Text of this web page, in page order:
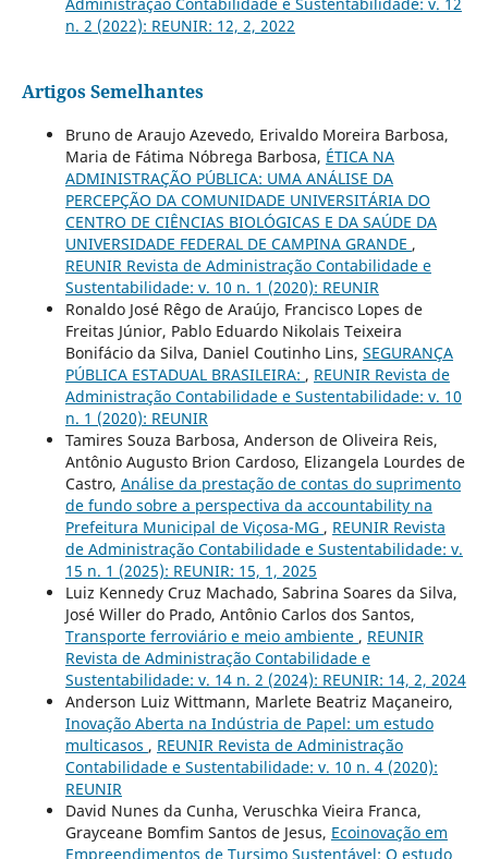
n. 2 (2022): REUNIR: 12, 2, 2022
Artigos Semelhantes
Bruno de Araujo Azevedo, Erivaldo Moreira Barbosa,
Maria de Fátima Nóbrega Barbosa, ÉTICA NA
ADMINISTRAÇÃO PÚBLICA: UMA ANÁLISE DA
PERCEPÇÃO DA COMUNIDADE UNIVERSITÁRIA DO
CENTRO DE CIÊNCIAS BIOLÓGICAS E DA SAÚDE DA
UNIVERSIDADE FEDERAL DE CAMPINA GRANDE ,
REUNIR Revista de Administração Contabilidade e
Sustentabilidade: v. 10 n. 1 (2020): REUNIR
Ronaldo José Rêgo de Araújo, Francisco Lopes de
Freitas Júnior, Pablo Eduardo Nikolais Teixeira
Bonifácio da Silva, Daniel Coutinho Lins, SEGURANÇA
PÚBLICA ESTADUAL BRASILEIRA: , REUNIR Revista de
Administração Contabilidade e Sustentabilidade: v. 10
n. 1 (2020): REUNIR
Tamires Souza Barbosa, Anderson de Oliveira Reis,
Antônio Augusto Brion Cardoso, Elizangela Lourdes de
Castro, Análise da prestação de contas do suprimento
de fundo sobre a perspectiva da accountability na
Prefeitura Municipal de Viçosa-MG , REUNIR Revista
de Administração Contabilidade e Sustentabilidade: v.
15 n. 1 (2025): REUNIR: 15, 1, 2025
Luiz Kennedy Cruz Machado, Sabrina Soares da Silva,
José Willer do Prado, Antônio Carlos dos Santos,
Transporte ferroviário e meio ambiente , REUNIR
Revista de Administração Contabilidade e
Sustentabilidade: v. 14 n. 2 (2024): REUNIR: 14, 2, 2024
Anderson Luiz Wittmann, Marlete Beatriz Maçaneiro,
Inovação Aberta na Indústria de Papel: um estudo
multicasos , REUNIR Revista de Administração
Contabilidade e Sustentabilidade: v. 10 n. 4 (2020):
REUNIR
David Nunes da Cunha, Veruschka Vieira Franca,
Grayceane Bomfim Santos de Jesus, Ecoinovação em
Empreendimentos de Tursimo Sustentável: O estudo